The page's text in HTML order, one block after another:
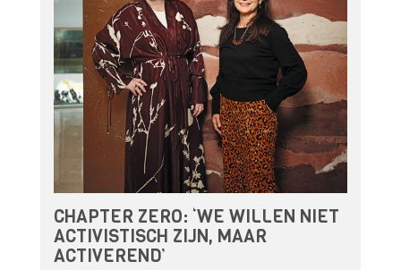
CHAPTER ZERO: ‘WE WILLEN NIET
ACTIVISTISCH ZIJN, MAAR
ACTIVEREND’